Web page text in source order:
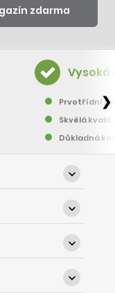
Vysoká
Prvotřídní
Skvělá
Důkladná
❯



